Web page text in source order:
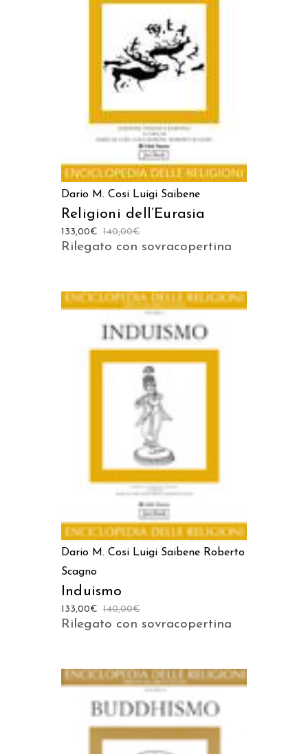
AGGIUNGI AL CARRELLO
Dario M. Cosi Luigi Saibene
Religioni dell’Eurasia
140,00€
133,00€
Rilegato con sovracopertina
AGGIUNGI AL CARRELLO
Dario M. Cosi Luigi Saibene Roberto
Scagno
Induismo
140,00€
133,00€
Rilegato con sovracopertina